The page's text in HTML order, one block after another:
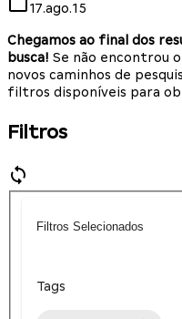
17.ago.15
Chegamos ao final dos
busca! Se não encontrou
novos caminhos de
filtros disponíveis para
Filtros
Filtros Selecionados
Tags